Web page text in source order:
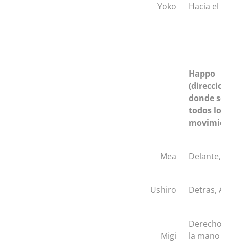
Yoko Hacia el
Happo
donde se
todos los
Mea Delante,
Ushiro Detras,
Migi
Derecho
la mano o